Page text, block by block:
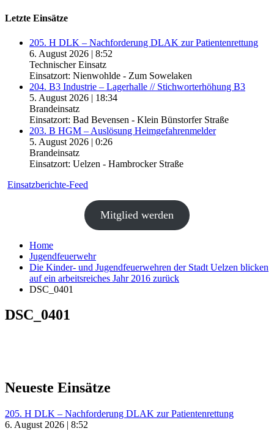
Letzte Einsätze
205. H DLK – Nachforderung DLAK zur Patientenrettung
6. August 2026 | 8:52
Technischer Einsatz
Einsatzort: Nienwohlde - Zum Sowelaken
204. B3 Industrie – Lagerhalle // Stichworterhöhung B3
5. August 2026 | 18:34
Brandeinsatz
Einsatzort: Bad Bevensen - Klein Bünstorfer Straße
203. B HGM – Auslösung Heimgefahrenmelder
5. August 2026 | 0:26
Brandeinsatz
Einsatzort: Uelzen - Hambrocker Straße
Einsatzberichte-Feed
Mitglied werden
Home
Jugendfeuerwehr
Die Kinder- und Jugendfeuerwehren der Stadt Uelzen blicken
auf ein arbeitsreiches Jahr 2016 zurück
DSC_0401
DSC_0401
Neueste Einsätze
205. H DLK – Nachforderung DLAK zur Patientenrettung
6. August 2026 | 8:52